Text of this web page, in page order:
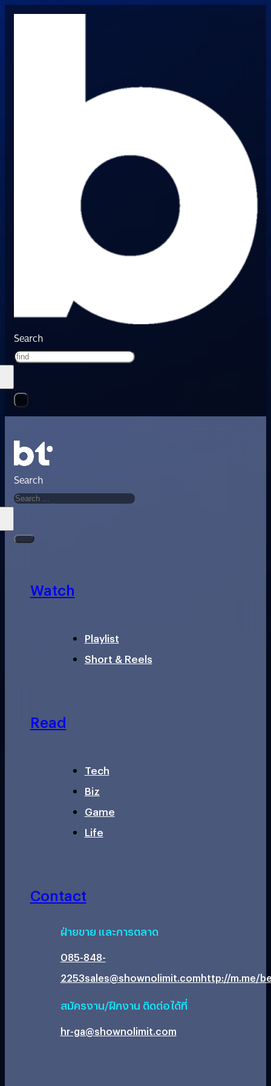
Search
Search
Watch
Playlist
Short & Reels
Read
Tech
Biz
Game
Life
Contact
ฝ่ายขาย และการตลาด
085-848-
2253sales@shownolimit.comhttp://m.me/
สมัครงาน/ฝึกงาน ติดต่อได้ที่
hr-ga@shownolimit.com